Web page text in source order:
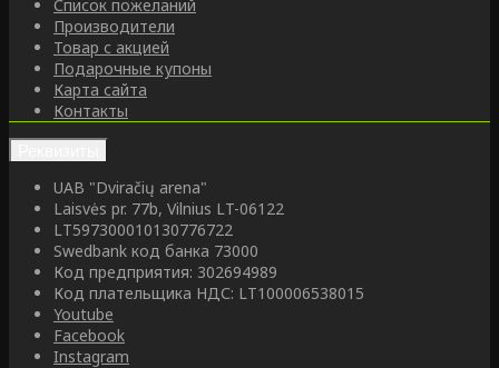
Список пожеланий
Производители
Товар с акцией
Подарочные купоны
Карта сайта
Контакты
UAB "Dviračių arena"
Laisvės pr. 77b, Vilnius LT-06122
LT597300010130776722
Swedbank код банка 73000
Код предприятия: 302694989
Код плательщика НДС: LT100006538015
Youtube
Facebook
Instagram